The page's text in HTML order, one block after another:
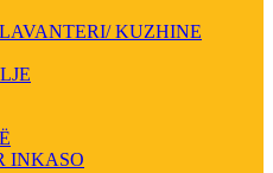
KUZHINE
INKASO